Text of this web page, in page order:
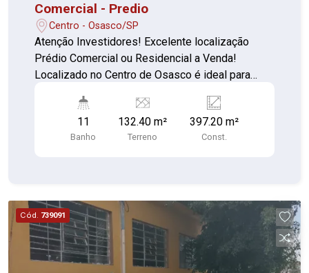
Comercial - Predio
Centro - Osasco/SP
Atenção Investidores! Excelente localização
Prédio Comercial ou Residencial a Venda!
Localizado no Centro de Osasco é ideal para
novo ou instalar algum empreendimento. Prédio
possuí uma área de terreno de 132,40m² e com
área construída 397,20m² 11 Dormitórios todos
e área de serviço. Não possui vaga de garagem.
Excelente localização, você poderá contar com a
estrutura que a região oferece como comércio
em geral, supermercado, farmácias e transporte
11
Banho
132.40 m²
Terreno
397.20 m²
Const.
Cód. 739091